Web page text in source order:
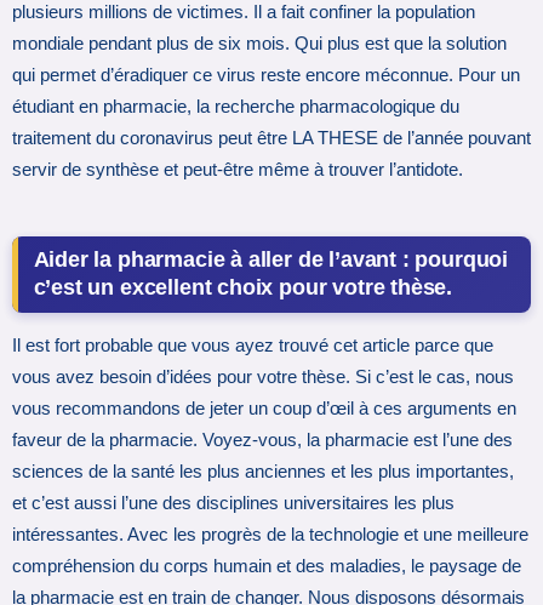
plusieurs millions de victimes. Il a fait confiner la population
mondiale pendant plus de six mois. Qui plus est que la solution
qui permet d’éradiquer ce virus reste encore méconnue. Pour un
étudiant en pharmacie, la recherche pharmacologique du
traitement du coronavirus peut être LA THESE de l’année pouvant
servir de synthèse et peut-être même à trouver l’antidote.
Aider la pharmacie à aller de l’avant : pourquoi
c’est un excellent choix pour votre thèse.
Il est fort probable que vous ayez trouvé cet article parce que
vous avez besoin d’idées pour votre thèse. Si c’est le cas, nous
vous recommandons de jeter un coup d’œil à ces arguments en
faveur de la pharmacie. Voyez-vous, la pharmacie est l’une des
sciences de la santé les plus anciennes et les plus importantes,
et c’est aussi l’une des disciplines universitaires les plus
intéressantes. Avec les progrès de la technologie et une meilleure
compréhension du corps humain et des maladies, le paysage de
la pharmacie est en train de changer. Nous disposons désormais